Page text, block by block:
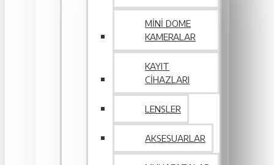
MINI DOME
KAMERALAR
KAYIT
CIHAZLARI
LENSLER
AKSESUARLAR